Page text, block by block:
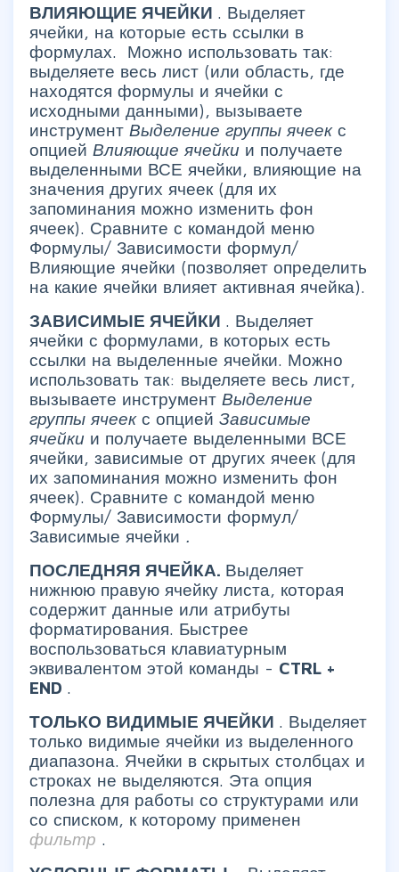
ВЛИЯЮЩИЕ ЯЧЕЙКИ . Выделяет
ячейки, на которые есть ссылки в
формулах. Можно использовать так:
выделяете весь лист (или область, где
находятся формулы и ячейки с
исходными данными), вызываете
инструмент Выделение группы ячеек с
опцией Влияющие ячейки и получаете
выделенными ВСЕ ячейки, влияющие на
значения других ячеек (для их
запоминания можно изменить фон
ячеек). Сравните с командой меню
Формулы/ Зависимости формул/
Влияющие ячейки (позволяет определить
на какие ячейки влияет активная ячейка).
ЗАВИСИМЫЕ ЯЧЕЙКИ . Выделяет
ячейки с формулами, в которых есть
ссылки на выделенные ячейки. Можно
использовать так: выделяете весь лист,
вызываете инструмент Выделение
группы ячеек с опцией Зависимые
ячейки и получаете выделенными ВСЕ
ячейки, зависимые от других ячеек (для
их запоминания можно изменить фон
ячеек). Сравните с командой меню
Формулы/ Зависимости формул/
Зависимые ячейки .
ПОСЛЕДНЯЯ ЯЧЕЙКА. Выделяет
нижнюю правую ячейку листа, которая
содержит данные или атрибуты
форматирования. Быстрее
воспользоваться клавиатурным
эквивалентом этой команды - CTRL +
END .
ТОЛЬКО ВИДИМЫЕ ЯЧЕЙКИ . Выделяет
только видимые ячейки из выделенного
диапазона. Ячейки в скрытых столбцах и
строках не выделяются. Эта опция
полезна для работы со структурами или
со списком, к которому применен
фильтр .